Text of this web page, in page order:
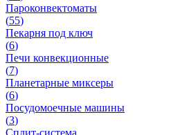
Пароконвектоматы
(55)
Пекарня под ключ
(6)
Печи конвекционные
(7)
Планетарные миксеры
(6)
Посудомоечные машины
(3)
Сплит-система